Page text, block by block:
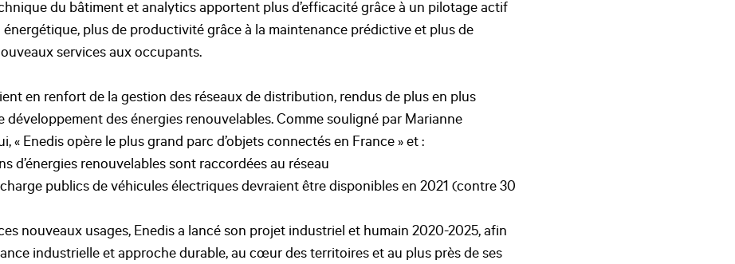
du bâtiment et analytics apportent plus d’efficacité grâce à un pilotage actif
plus de productivité grâce à la maintenance prédictive et plus de
services aux occupants.
en renfort de la gestion des réseaux de distribution, rendus de plus en plus
développement des énergies renouvelables. Comme souligné par Marianne
« Enedis opère le plus grand parc d’objets connectés en France » et :
d’énergies renouvelables sont raccordées au réseau
publics de véhicules électriques devraient être disponibles en 2021 (contre 30
nouveaux usages, Enedis a lancé son projet industriel et humain 2020-2025, afin
industrielle et approche durable, au cœur des territoires et au plus près de ses